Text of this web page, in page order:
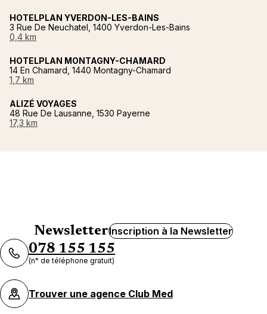
HOTELPLAN YVERDON-LES-BAINS
3 Rue De Neuchatel, 1400 Yverdon-Les-Bains
0,4 km
HOTELPLAN MONTAGNY-CHAMARD
14 En Chamard, 1440 Montagny-Chamard
1,7 km
ALIZÉ VOYAGES
48 Rue De Lausanne, 1530 Payerne
17,3 km
NewsletterInscription à la Newsletter
078 155 155
(n° de téléphone gratuit)
Trouver une agence Club Med